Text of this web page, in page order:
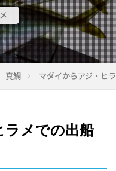
真鯛 マダイからアジ・ヒ
ラメでの出船